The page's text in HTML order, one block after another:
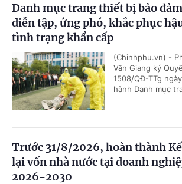
Danh mục trang thiết bị bảo
diễn tập, ứng phó, khắc phục
tình trạng khẩn cấp
(Chinhphu.vn) -
Văn Giang ký
1508/QĐ-TTg
hành Danh mục
Trước 31/8/2026, hoàn thành
lại vốn nhà nước tại doanh
2026-2030